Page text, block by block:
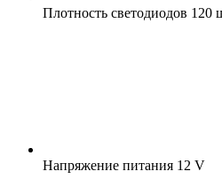
Плотность светодиодов 120
Напряжение питания 12 V